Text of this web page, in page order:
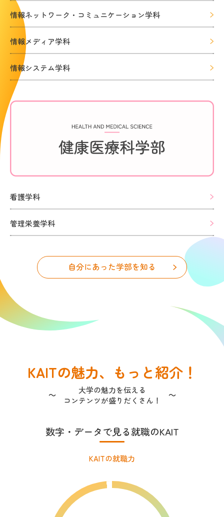
情報ネットワーク・コミュニケーション学科
情報メディア学科
情報システム学科
看護学科
管理栄養学科
自分にあった学部を知る
KAITの魅力、もっと紹介！
～
大学の魅力を伝える
コンテンツが盛りだくさん！
～
数字・データで見る就職のKAIT
KAITの就職力